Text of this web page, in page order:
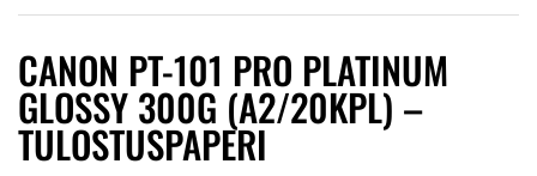
CANON PT-101 PRO PLATINUM
GLOSSY 300G (A2/20KPL) –
TULOSTUSPAPERI